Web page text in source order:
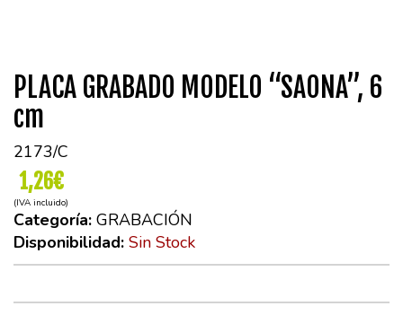
PLACA GRABADO MODELO “SAONA”, 6
cm
2173/C
1,26€
(IVA incluido)
Categoría: GRABACIÓN
Disponibilidad: Sin Stock